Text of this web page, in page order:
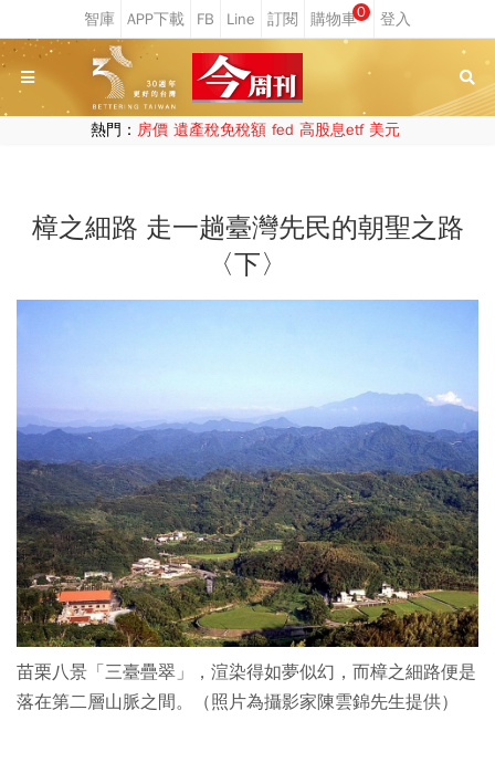
0
熱門： 房價 遺產稅免稅額 fed 高股息etf 美元
樟之細路 走一趟臺灣先民的朝聖之路
〈下〉
苗栗八景「三臺疊翠」，渲染得如夢似幻，而樟之細路便是
落在第二層山脈之間。（照片為攝影家陳雲錦先生提供）